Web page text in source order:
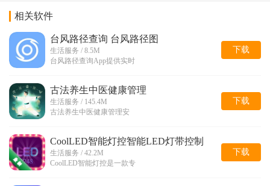
相关软件
台风路径查询 台风路径图
生活服务 / 8.5M
台风路径查询App提供实时
下载
古法养生中医健康管理
生活服务 / 145.4M
古法养生中医健康管理安
下载
CoolLED智能灯控智能LED灯带控制
生活服务 / 42.2M
CoolLED智能灯控是一款专
下载